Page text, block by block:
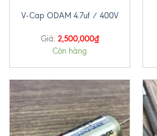
V-Cap ODAM 4.7uf / 400V
Giá: 2,500,000₫
Còn hàng